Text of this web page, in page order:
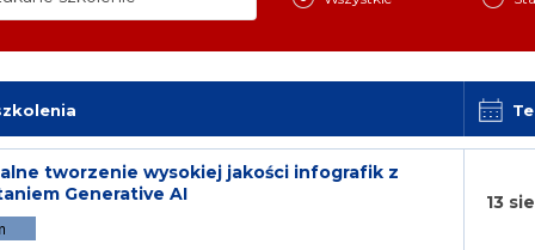
tworzenie wysokiej jakości infografik z
Generative AI
13